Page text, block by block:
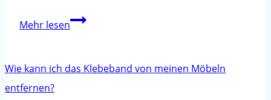
Mehr lesenDie